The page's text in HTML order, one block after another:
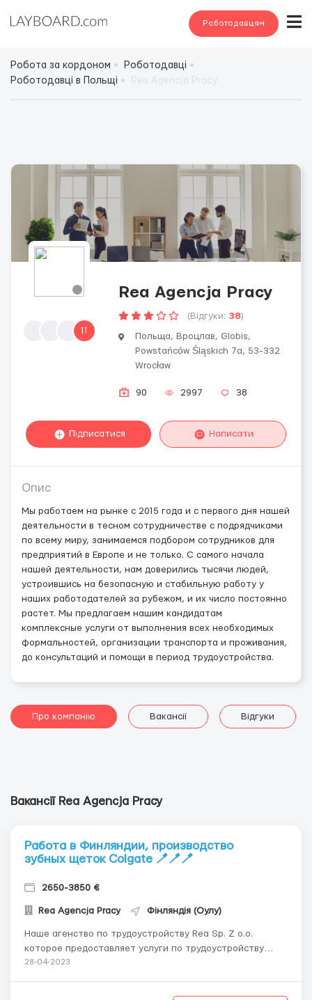
Роботодавцям
Робота за кордоном
Роботодавці
Роботодавці в Польщі
11
Rea Agencja Pracy
(Відгуки: 38)
Польща, Вроцлав, Globis,
Powstańców Śląskich 7a, 53-332
Wrocław
90 2997 38
Підписатися Написати
Опис
Мы работаем на рынке с 2015 года и с первого дня нашей
деятельности в тесном сотрудничестве с подрядчиками
по всему миру, занимаемся подбором сотрудников для
предприятий в Европе и не только. С самого начала
нашей деятельности, нам доверились тысячи людей,
устроившись на безопасную и стабильную работу у
наших работодателей за рубежом, и их число постоянно
растет. Мы предлагаем нашим кандидатам
комплексные услуги от выполнения всех необходимых
формальностей, организации транспорта и проживания,
до консультаций и помощи в период трудоустройства.
Про компанію Вакансії Відгуки
Вакансії Rea Agencja Pracy
Работа в Финляндии, производство
зубных щеток Colgate 🪥🪥🪥
2650-3850 €
Rea Agencja Pracy Фінляндія (Оулу)
Наше агенство по трудоустройству Rea Sp. Z o.o.
которое предоставляет услуги по трудоустройству
иностранцев на територии ЕС более 10 лет, предлагает
28-04-2023